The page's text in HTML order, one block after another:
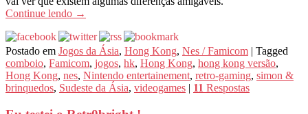
Continue lendo →
Postado em Jogos da Ásia, Hong Kong, Nes / Famicom | Tagged
comboio, Famicom, jogos, hk, Hong Kong, hong kong versão,
Hong Kong, nes, Nintendo entertainement, retro-gaming, simon &
brinquedos, Sudeste da Ásia, videogames | 11 Respostas